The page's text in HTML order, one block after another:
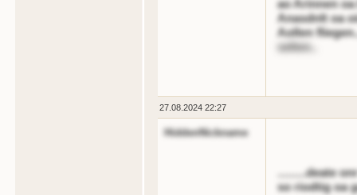
ao Arinnen
Anasdnlt oa
Aollen
selten..
27.08.2024 22:27
HiddenNickname
.........deate
so riodtig oa